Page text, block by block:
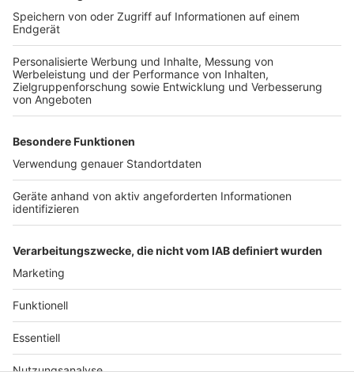
Anzeige
Klangforschung genutzt. Er ist nur über zwei
Panzertüren zu erreichen, die Wände bestehen
aus etwa einem Meter dicken Fiberglas. Wer sich
länger in diesem Raum aufhält, hört sein eigenes
Herz schlagen und seine Lungen arbeiten – länger
als 45 Minuten soll das noch niemand ausgehalten
Anzeige
Anzeige